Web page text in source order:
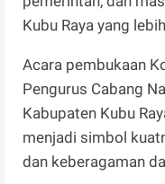
Kubu Raya yang
Acara pembukaan
Pengurus Cabang
Kabupaten Kubu
menjadi simbol
dan keberagaman